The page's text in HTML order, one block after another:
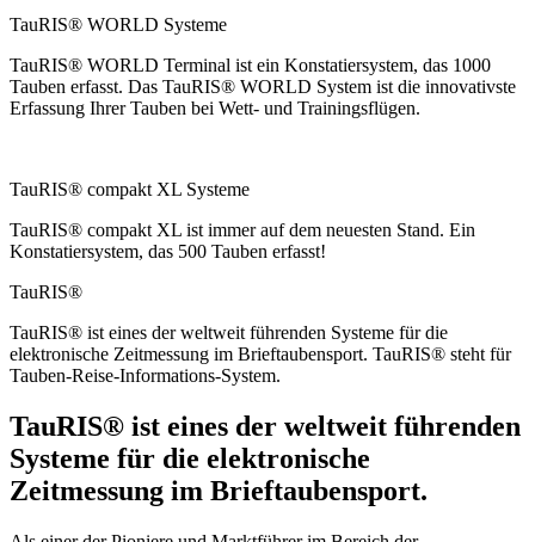
TauRIS® WORLD Systeme
TauRIS® WORLD Terminal ist ein Konstatiersystem, das 1000
Tauben erfasst. Das TauRIS® WORLD System ist die innovativste
Erfassung Ihrer Tauben bei Wett- und Trainingsflügen.
TauRIS® compakt XL Systeme
TauRIS® compakt XL ist immer auf dem neuesten Stand. Ein
Konstatiersystem, das 500 Tauben erfasst!
TauRIS®
TauRIS® ist eines der weltweit führenden Systeme für die
elektronische Zeitmessung im Brieftaubensport. TauRIS® steht für
Tauben-Reise-Informations-System.
TauRIS® ist eines der weltweit führenden
Systeme für die elektronische
Zeitmessung im Brieftaubensport.